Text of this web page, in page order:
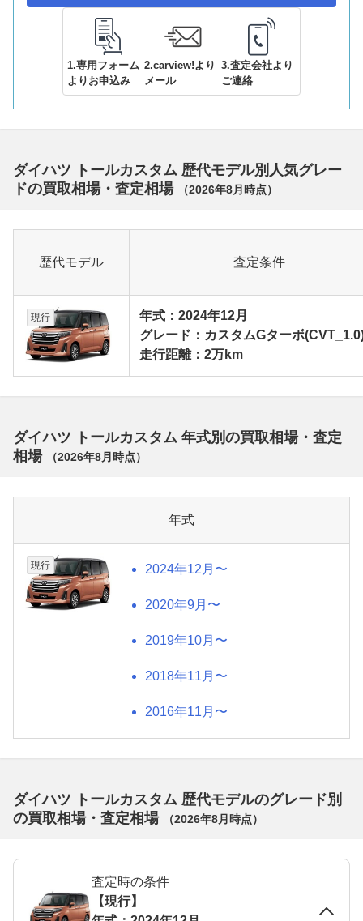
1.専用フォーム
よりお申込み
2.carview!より
メール
3.査定会社より
ご連絡
ダイハツ トールカスタム 歴代モデル別人気グレー
ドの買取相場・査定相場
（2026年8月 時点）
歴代モデル 査定条件
現行
年式：2024年12月
グレード：カスタムGターボ
走行距離：2万km
ダイハツ トールカスタム 年式別の買取相場・査定
相場
（2026年8月 時点）
年式
現行 2024年12月〜
2020年9月〜
2019年10月〜
2018年11月〜
2016年11月〜
ダイハツ トールカスタム 歴代モデルのグレード別
の買取相場・査定相場
（2026年8月 時点）
査定時の条件
【現行】